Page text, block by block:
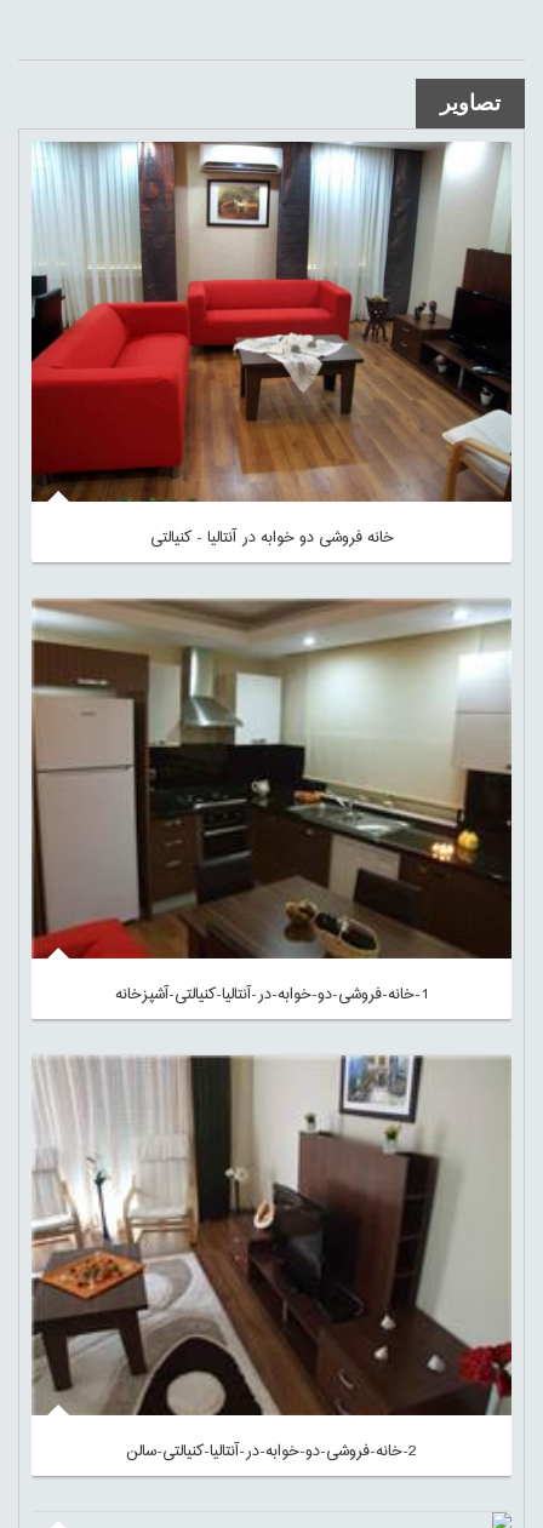
تصاویر
خانه فروشی دو خوابه در آنتالیا - کنیالتی
1-خانه-فروشی-دو-خوابه-در-آنتالیا-کنیالتی-آشپزخانه
2-خانه-فروشی-دو-خوابه-در-آنتالیا-کنیالتی-سالن